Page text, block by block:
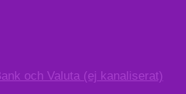
och Valuta (ej kanaliserat)